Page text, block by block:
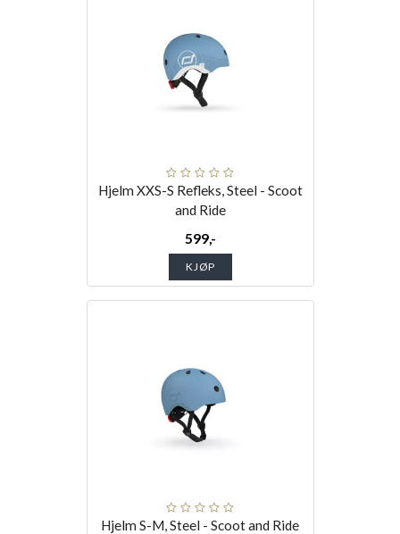
Hjelm XXS-S Refleks, Steel - Scoot
and Ride
599,-
KJØP
Hjelm S-M, Steel - Scoot and Ride